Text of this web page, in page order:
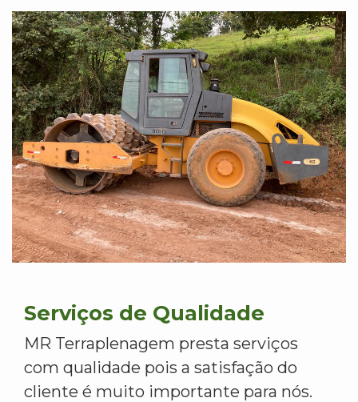
Serviços de Qualidade
MR Terraplenagem presta serviços
com qualidade pois a satisfação do
cliente é muito importante para nós.